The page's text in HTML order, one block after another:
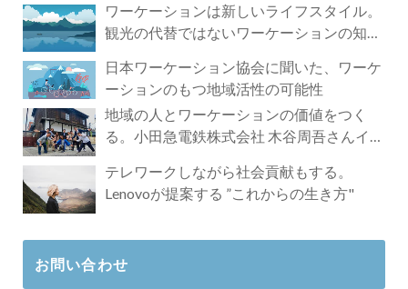
ワーケーションは新しいライフスタイル。
観光の代替ではないワーケーションの知ら
日本ワーケーション協会に聞いた、ワーケ
ーションのもつ地域活性の可能性
地域の人とワーケーションの価値をつく
る。小田急電鉄株式会社 木谷周吾さんイン
テレワークしながら社会貢献もする。
Lenovoが提案する ”これからの生き方"
お問い合わせ